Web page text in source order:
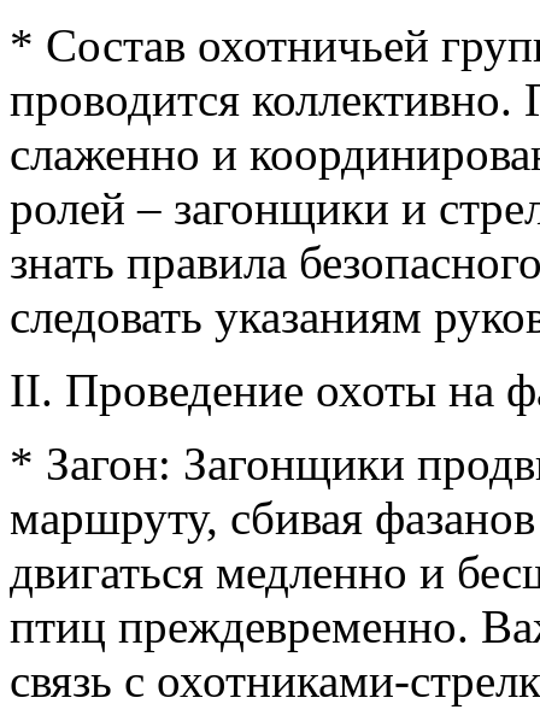
* Состав охотничьей
проводится коллективно.
слаженно и
ролей – загонщики и
знать правила
следовать указаниям
II. Проведение охоты на
* Загон: Загонщики
маршруту, сбивая
двигаться медленно и
птиц преждевременно.
связь с охотниками-